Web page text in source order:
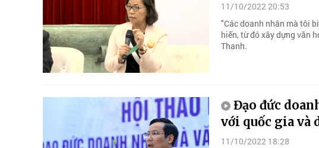
11/10/2022 20:53
"Các doanh nhân mà tôi
hiến, từ đó xây dựng văn
Thanh.
Đạo đức
với quốc gia và
11/10/2022 18:28